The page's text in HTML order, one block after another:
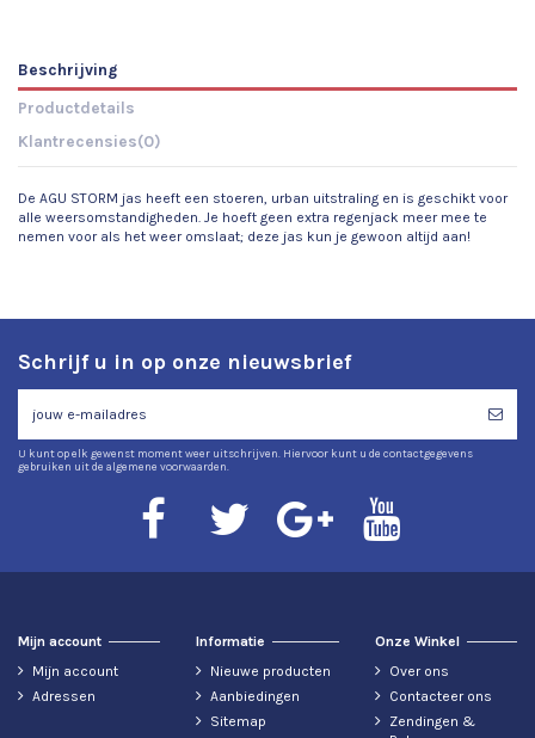
Beschrijving
Productdetails
Klantrecensies(0)
De AGU STORM jas heeft een stoeren, urban uitstraling en is geschikt voor
alle weersomstandigheden. Je hoeft geen extra regenjack meer mee te
nemen voor als het weer omslaat; deze jas kun je gewoon altijd aan!
Schrijf u in op onze nieuwsbrief
U kunt op elk gewenst moment weer uitschrijven. Hiervoor kunt u de contactgegevens
gebruiken uit de algemene voorwaarden.
Mijn account
Mijn account
Adressen
Informatie
Nieuwe producten
Aanbiedingen
Sitemap
Onze Winkel
Over ons
Contacteer ons
Zendingen &